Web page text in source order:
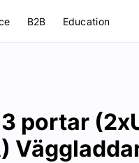
B2B Education
portar